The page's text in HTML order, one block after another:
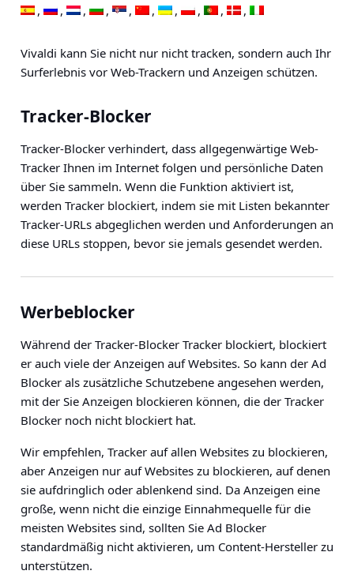
Vivaldi kann Sie nicht nur nicht tracken, sondern auch Ihr
Surferlebnis vor Web-Trackern und Anzeigen schützen.
Tracker-Blocker
Tracker-Blocker verhindert, dass allgegenwärtige Web-
Tracker Ihnen im Internet folgen und persönliche Daten
über Sie sammeln. Wenn die Funktion aktiviert ist,
werden Tracker blockiert, indem sie mit Listen bekannter
Tracker-URLs abgeglichen werden und Anforderungen an
diese URLs stoppen, bevor sie jemals gesendet werden.
Werbeblocker
Während der Tracker-Blocker Tracker blockiert, blockiert
er auch viele der Anzeigen auf Websites. So kann der Ad
Blocker als zusätzliche Schutzebene angesehen werden,
mit der Sie Anzeigen blockieren können, die der Tracker
Blocker noch nicht blockiert hat.
Wir empfehlen, Tracker auf allen Websites zu blockieren,
aber Anzeigen nur auf Websites zu blockieren, auf denen
sie aufdringlich oder ablenkend sind. Da Anzeigen eine
große, wenn nicht die einzige Einnahmequelle für die
meisten Websites sind, sollten Sie Ad Blocker
standardmäßig nicht aktivieren, um Content-Hersteller zu
unterstützen.